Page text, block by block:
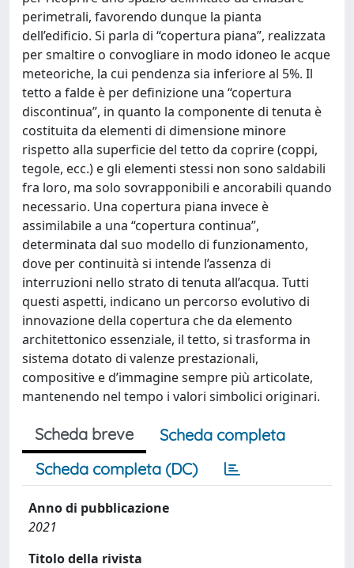
perimetrali, favorendo dunque la pianta
dell’edificio. Si parla di “copertura piana”, realizzata
per smaltire o convogliare in modo idoneo le acque
meteoriche, la cui pendenza sia inferiore al 5%. Il
tetto a falde è per definizione una “copertura
discontinua”, in quanto la componente di tenuta è
costituita da elementi di dimensione minore
rispetto alla superficie del tetto da coprire (coppi,
tegole, ecc.) e gli elementi stessi non sono saldabili
fra loro, ma solo sovrapponibili e ancorabili quando
necessario. Una copertura piana invece è
assimilabile a una “copertura continua”,
determinata dal suo modello di funzionamento,
dove per continuità si intende l’assenza di
interruzioni nello strato di tenuta all’acqua. Tutti
questi aspetti, indicano un percorso evolutivo di
innovazione della copertura che da elemento
architettonico essenziale, il tetto, si trasforma in
sistema dotato di valenze prestazionali,
compositive e d’immagine sempre più articolate,
mantenendo nel tempo i valori simbolici originari.
Scheda breve
Scheda completa
Scheda completa (DC)
Anno di pubblicazione
2021
Titolo della rivista